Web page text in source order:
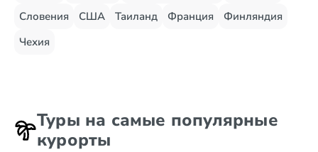
Словения
США Таиланд Франция
Финляндия
Чехия
Туры на самые популярные
курорты